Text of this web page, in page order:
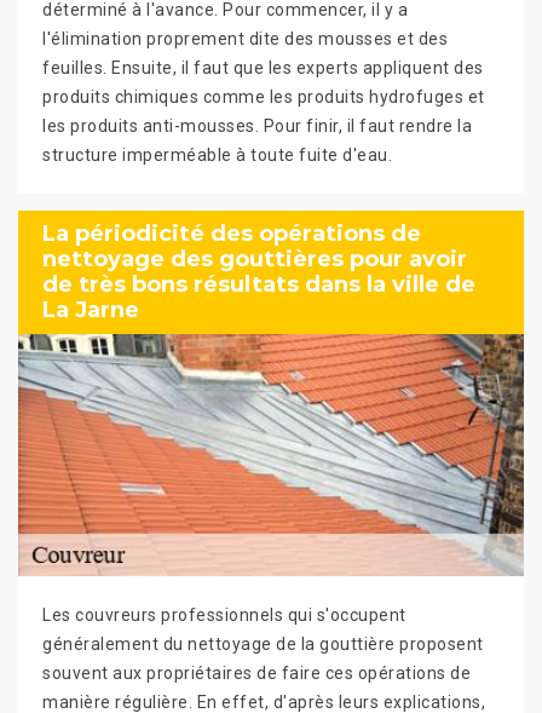
déterminé à l'avance. Pour commencer, il y a
l'élimination proprement dite des mousses et des
feuilles. Ensuite, il faut que les experts appliquent des
produits chimiques comme les produits hydrofuges et
les produits anti-mousses. Pour finir, il faut rendre la
structure imperméable à toute fuite d'eau.
La périodicité des opérations de
nettoyage des gouttières pour avoir
de très bons résultats dans la ville de
La Jarne
Les couvreurs professionnels qui s'occupent
généralement du nettoyage de la gouttière proposent
souvent aux propriétaires de faire ces opérations de
manière régulière. En effet, d'après leurs explications,